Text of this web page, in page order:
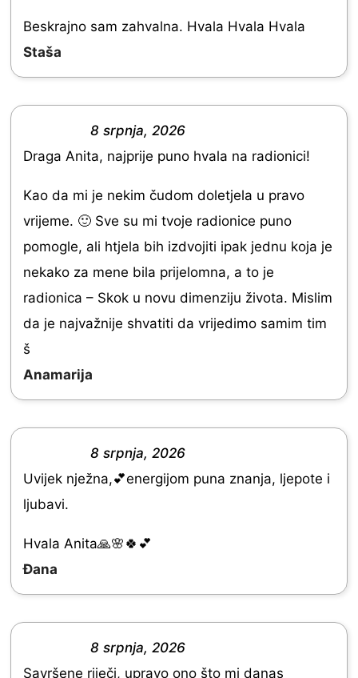
f
5
d
5
.
0
u
o
f
5
Beskrajno sam zahvalna. Hvala Hvala Hvala
Staša
t
e
d
5
.
0
u
t
o
5
8 srpnja, 2026
Draga Anita, najprije puno hvala na radionici!
Kao da mi je nekim čudom doletjela u pravo
vrijeme. 🙂 Sve su mi tvoje radionice puno
pomogle, ali htjela bih izdvojiti ipak jednu koja je
nekako za mene bila prijelomna, a to je
radionica – Skok u novu dimenziju života. Mislim
da je najvažnije shvatiti da vrijedimo samim tim
š
Anamarija
e
d
5
.
o
8 srpnja, 2026
Uvijek nježna,💕energijom puna znanja, ljepote i
ljubavi.
Hvala Anita🙏🌸🍀💕
Đana
8 srpnja, 2026
Savršene riječi, upravo ono što mi danas